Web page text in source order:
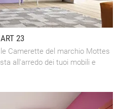
23
Camerette del marchio Mottes
all'arredo dei tuoi mobili e